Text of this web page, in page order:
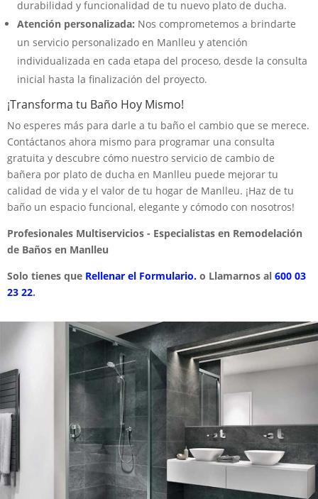
durabilidad y funcionalidad de tu nuevo plato de ducha.
Atención personalizada: Nos comprometemos a brindarte
un servicio personalizado en Manlleu y atención
individualizada en cada etapa del proceso, desde la consulta
inicial hasta la finalización del proyecto.
¡Transforma tu Baño Hoy Mismo!
No esperes más para darle a tu baño el cambio que se merece.
Contáctanos ahora mismo para programar una consulta
gratuita y descubre cómo nuestro servicio de cambio de
bañera por plato de ducha en Manlleu puede mejorar tu
calidad de vida y el valor de tu hogar de Manlleu. ¡Haz de tu
baño un espacio funcional, elegante y cómodo con nosotros!
Profesionales Multiservicios - Especialistas en Remodelación
de Baños en Manlleu
Solo tienes que Rellenar el Formulario. o Llamarnos al 600 03
23 22.